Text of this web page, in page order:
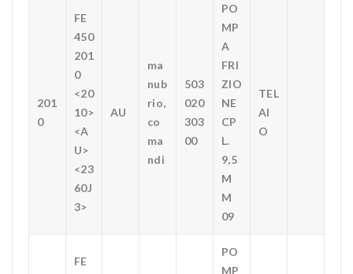
201
0
FE
450
201
0
<20
10>
<A
U>
<23
60J
3>
AU
ma
nub
rio,
co
ma
ndi
503
020
303
00
PO
MP
A
FRI
ZIO
NE
CP
L.
9,5
M
M
09
TEL
AI
O
FE
PO
MP